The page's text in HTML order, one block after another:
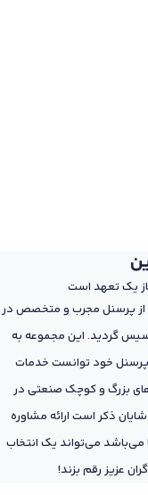
یک تعهد است
در سال 1389 با بهره‌گیری از پرسنل مجرب و متخصص در
گردید. این مجموعه به
پرسنل خود توانست خدمات
بزرگ و کوچک صنعتی در
ذکر است ارائه مشاوره
می‌تواند یک انتخاب
عزیز رقم بزند!